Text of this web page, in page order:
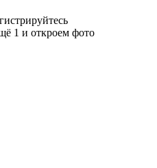
1 и откроем фото